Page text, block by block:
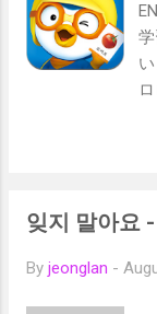
잊지 말아요
By jeonglan -